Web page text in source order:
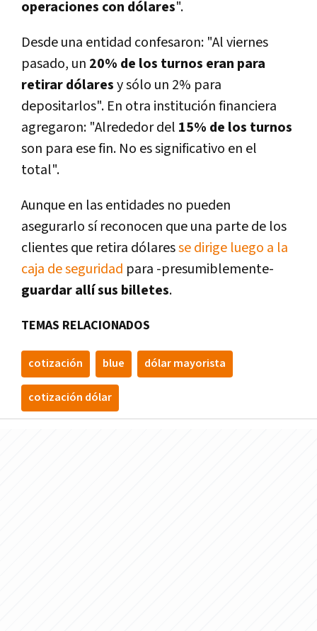
operaciones con dólares".
Desde una entidad confesaron: "Al viernes
pasado, un 20% de los turnos eran para
retirar dólaresy sólo un 2% para
depositarlos". En otra institución financiera
agregaron: "Alrededor del 15% de los turnos
son para ese fin. No es significativo en el
total".
Aunque en las entidades no pueden
asegurarlo sí reconocen que una parte de los
clientes que retira dólaresse dirige luego a la
caja de seguridad para -presumiblemente-
guardar allí sus billetes.
TEMAS RELACIONADOS
cotización blue dólar mayorista
cotización dólar